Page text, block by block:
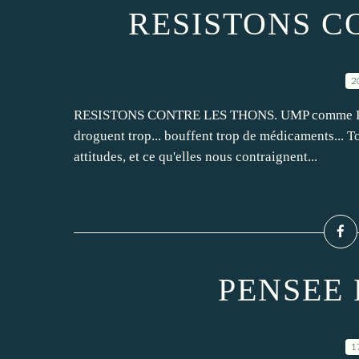
RESISTONS
RESISTONS CONTRE LES THONS. UMP
droguent trop... bouffent trop de médicaments...
attitudes, et ce qu'elles nous contraignent...
PENSEE